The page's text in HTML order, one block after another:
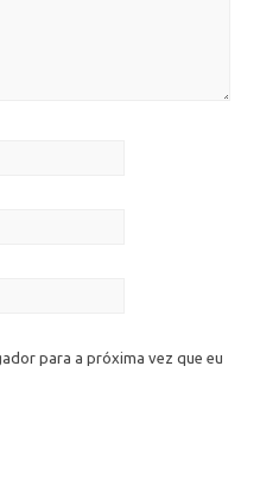
para a próxima vez que eu